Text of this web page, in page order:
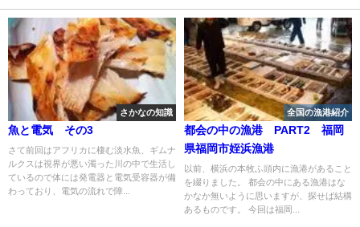
さかなの知識
魚と電気 その3
さて前回はアフリカに棲む淡水魚、ギムナ
ルクスは視界が悪い濁った川の中で生活し
ているので体には発電器と電気受容器が備
わっており、電気の流れで障...
全国の漁港紹介
都会の中の漁港 PART2 福岡
県福岡市姪浜漁港
以前、横浜の本牧ふ頭内に漁港があること
を綴りました。 都会の中にある漁港はな
かなか無いように思いますが、探せば結構
あるものです。 今回は福岡...